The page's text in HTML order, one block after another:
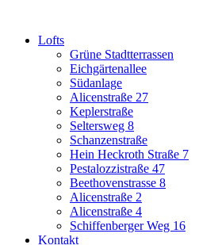
Lofts
Grüne Stadtterrassen
Eichgärtenallee
Südanlage
Alicenstraße 27
Keplerstraße
Seltersweg 8
Schanzenstraße
Hein Heckroth Straße 7
Pestalozzistraße 47
Beethovenstrasse 8
Alicenstraße 2
Alicenstraße 4
Schiffenberger Weg 16
Kontakt